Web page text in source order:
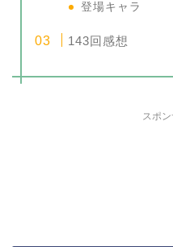
登場キャラ
143回感想
スポ